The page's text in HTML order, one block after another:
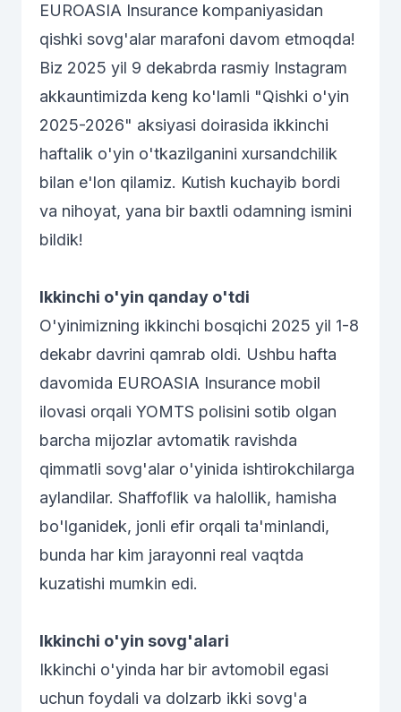
EUROASIA Insurance kompaniyasidan
qishki sovg'alar marafoni davom etmoqda!
Biz 2025 yil 9 dekabrda rasmiy Instagram
akkаuntimizda keng ko'lamli "Qishki o'yin
2025-2026" aksiyasi doirasida ikkinchi
haftalik o'yin o'tkazilganini xursandchilik
bilan e'lon qilamiz. Kutish kuchayib bordi
va nihoyat, yana bir baxtli odamning ismini
bildik!
Ikkinchi o'yin qanday o'tdi
O'yinimizning ikkinchi bosqichi 2025 yil 1-8
dekabr davrini qamrab oldi. Ushbu hafta
davomida EUROASIA Insurance mobil
ilovasi orqali YOMTS polisini sotib olgan
barcha mijozlar avtomatik ravishda
qimmatli sovg'alar o'yinida ishtirokchilarga
aylandilar. Shaffoflik va halollik, hamisha
bo'lganidek, jonli efir orqali ta'minlandi,
bunda har kim jarayonni real vaqtda
kuzatishi mumkin edi.
Ikkinchi o'yin sovg'alari
Ikkinchi o'yinda har bir avtomobil egasi
uchun foydali va dolzarb ikki sovg'a